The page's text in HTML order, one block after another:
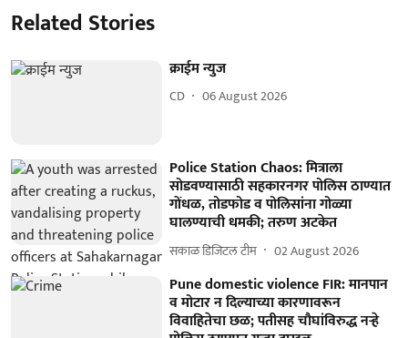
Related Stories
क्राईम न्युज
CD 06 August 2026
Police Station Chaos: मित्राला
सोडवण्यासाठी सहकारनगर पोलिस ठाण्यात
गोंधळ, तोडफोड व पोलिसांना गोळ्या
घालण्याची धमकी; तरुण अटकेत
सकाळ डिजिटल टीम 02 August 2026
Pune domestic violence FIR: मानपान
व मोटार न दिल्याच्या कारणावरून
विवाहितेचा छळ; पतीसह चौघांविरुद्ध नऱ्हे